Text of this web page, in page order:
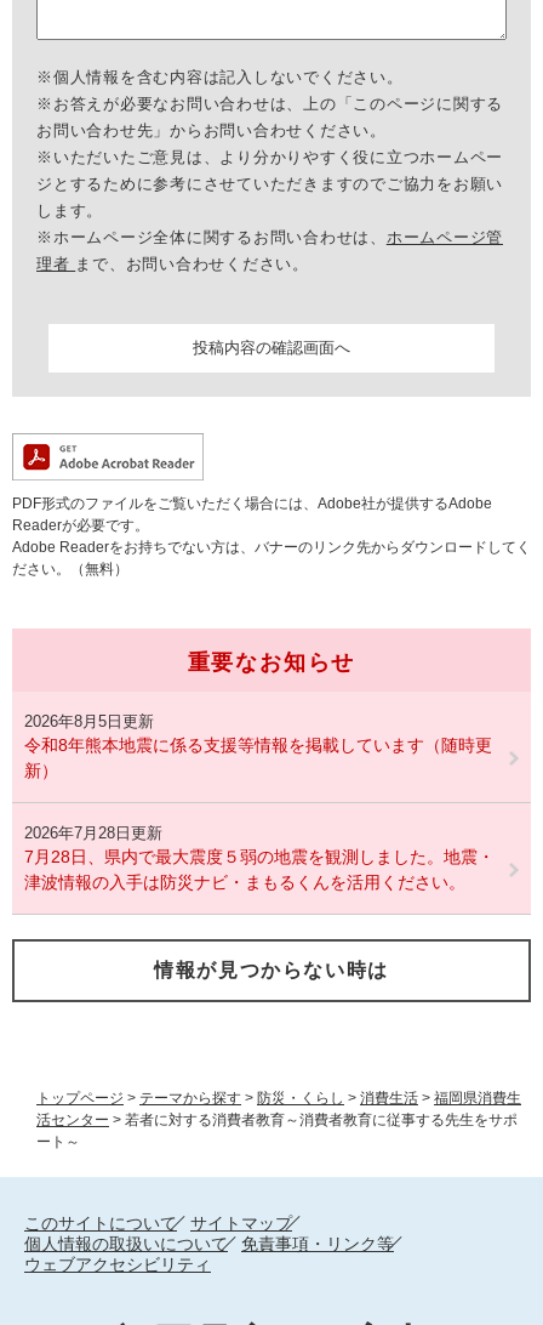
トップページ > テーマから探す > 防災・くらし > 消費生活 > 福岡県消費生
活センター > 若者に対する消費者教育～消費者教育に従事する先生をサポ
ート～
※個人情報を含む内容は記入しないでください。
※お答えが必要なお問い合わせは、上の「このページに関する
お問い合わせ先」からお問い合わせください。
※いただいたご意見は、より分かりやすく役に立つホームペー
ジとするために参考にさせていただきますのでご協力をお願い
します。
※ホームページ全体に関するお問い合わせは、 ホームページ管
理者 まで、お問い合わせください。
PDF形式のファイルをご覧いただく場合には、Adobe社が提供するAdobe
Readerが必要です。
Adobe Readerをお持ちでない方は、バナーのリンク先からダウンロードしてく
ださい。（無料）
重要なお知らせ
2026年8月5日更新
令和8年熊本地震に係る支援等情報を掲載しています（随時更
新）
2026年7月28日更新
7月28日、県内で最大震度５弱の地震を観測しました。地震・
津波情報の入手は防災ナビ・まもるくんを活用ください。
情報が見つからない時は
このサイトについて
サイトマップ
個人情報の取扱いについて
免責事項・リンク等
ウェブアクセシビリティ